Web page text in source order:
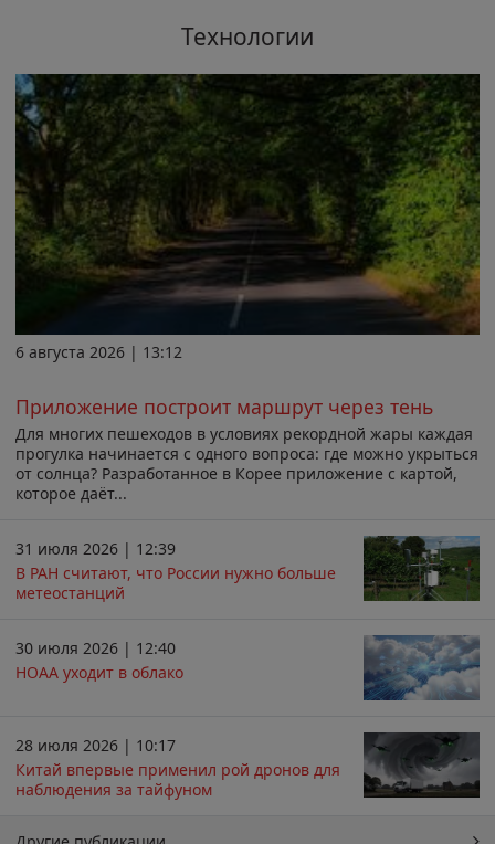
Технологии
6 августа 2026 | 13:12
Приложение построит маршрут через тень
Для многих пешеходов в условиях рекордной жары каждая
прогулка начинается с одного вопроса: где можно укрыться
от солнца? Разработанное в Корее приложение с картой,
которое даёт...
31 июля 2026 | 12:39
В РАН считают, что России нужно больше
метеостанций
30 июля 2026 | 12:40
НОАА уходит в облако
28 июля 2026 | 10:17
Китай впервые применил рой дронов для
наблюдения за тайфуном